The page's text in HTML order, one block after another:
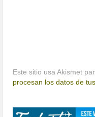
Este sitio usa Akismet
procesan los datos de